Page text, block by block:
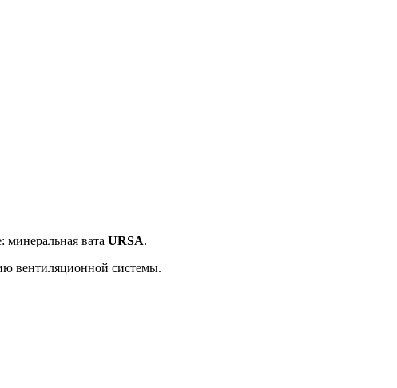
минеральная вата URSA.
вентиляционной системы.